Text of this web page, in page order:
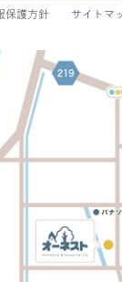
保護方針 サイトマ